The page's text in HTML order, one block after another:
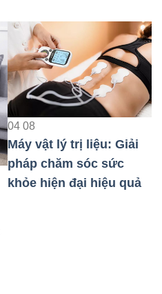
04 08
Máy vật lý trị liệu: Giải
pháp chăm sóc sức
khỏe hiện đại hiệu quả